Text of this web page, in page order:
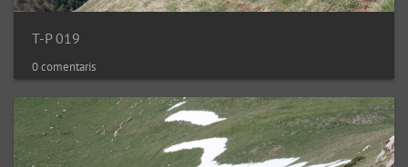
T-P 019
0 comentaris